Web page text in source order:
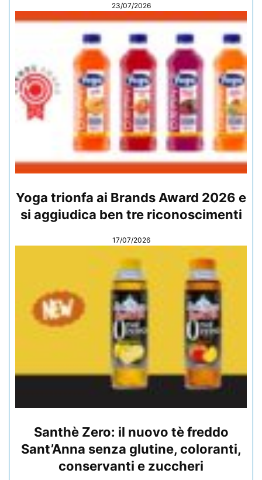
23/07/2026
Yoga trionfa ai Brands Award 2026 e
si aggiudica ben tre riconoscimenti
17/07/2026
Santhè Zero: il nuovo tè freddo
Sant’Anna senza glutine, coloranti,
conservanti e zuccheri